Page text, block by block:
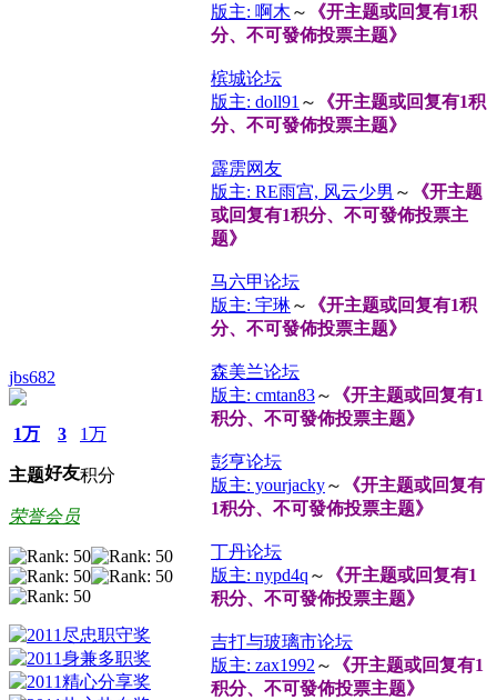
jbs682
1万
主题
3
好友
1万
积分
荣誉会员
版主: 啊木 ～
《开主题或回复有1积
分、不可發佈投票主题》
槟城论坛
版主: doll91 ～
《开主题或回复有1积
分、不可發佈投票主题》
霹雳网友
版主: RE雨宫, 风云少男 ～
《开主题
或回复有1积分、不可發佈投票主
题》
马六甲论坛
版主: 宇琳～
《开主题或回复有1积
分、不可發佈投票主题》
森美兰论坛
版主: cmtan83～
《开主题或回复有1
积分、不可發佈投票主题》
彭亨论坛
版主: yourjacky～
《开主题或回复有
1积分、不可發佈投票主题》
丁丹论坛
版主: nypd4q ～
《开主题或回复有1
积分、不可發佈投票主题》
吉打与玻璃市论坛
版主: zax1992 ～
《开主题或回复有1
积分、不可發佈投票主题》